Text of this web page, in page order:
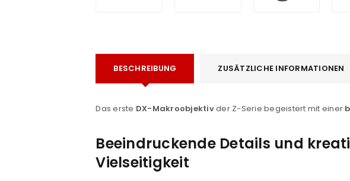
BESCHREIBUNG ZUSÄTZLICHE INFORMATIONEN
Das erste DX-Makroobjektivder Z-Serie begeistert mit einer
Beeindruckende Details und
Vielseitigkeit